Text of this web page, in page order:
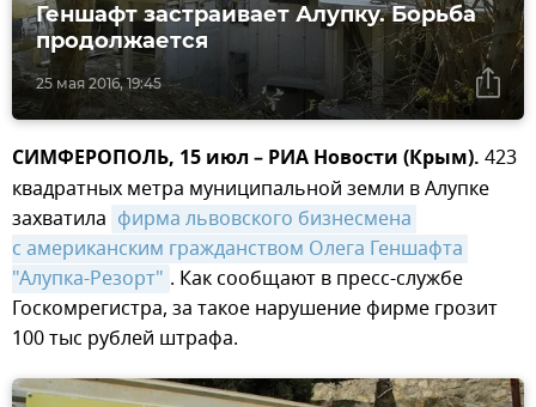
25 мая 2016, 19:45
Геншафт застраивает Алупку. Борьба
продолжается
СИМФЕРОПОЛЬ, 15 июл – РИА Новости (Крым). 423
квадратных метра муниципальной земли в Алупке
захватила фирма львовского бизнесмена
с американским гражданством Олега Геншафта
"Алупка-Резорт" . Как сообщают в пресс-службе
Госкомрегистра, за такое нарушение фирме грозит
100 тыс рублей штрафа.